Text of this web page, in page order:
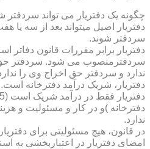
چگونه یک دفتریار می تواند سردفتر
دفتریار اصیل میتواند بعد از سه یا
سردفتر شوند.
دفتریار برابر مقررات قانون دفاتر
سردفترمنصوب می شود. سردفتر حق
ندارد و سردفتر حق اخراج وی را
دفتریار، شریک درآمد دفترخانه است.
دفترخانه )و در کار و مسئولیت و
ندارد.
در قانون، هیچ مسئولیتی برای
امضای دفتریار در اعتباربخشی به